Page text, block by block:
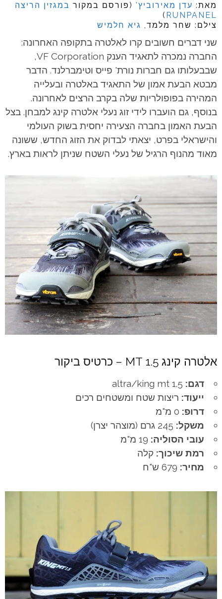
מאת: עדן מאירוביץ' (פורסם במקור במגזין הריצה
RUNPANEL
)
צילם: שחר מלמד, גיא חלמיש
שני דברים חשובים קרו לאלטרה בתקופה האחרונה:
החברה נמכרה לתאגיד הענק VF Corporation
,
שבבעלותו גם חברות נורת' פייס וטימברלנד. הדבר
מבטא הבעת אמון של התאגיד באלטרה ובעלייה
המהירה בפופולריות שלה בקרב הרצים לאחרונה.
בנוסף, גם הועברו לידי זוג נעלי אלטרה קינג למבחן. בצל
הבעת האמון בחברה הצעירה יחסית בשוק העולמי
והישראלי בפרט, יצאתי לבדוק את הזוג החדש, ששונה
מאוד מהנוף הרגיל של נעלי השטח שניתן לראות בארץ.
אלטרה קינג MT 1.5 – כרטיס ביקור
דגם: altra/king mt 1.5
ייעוד: ריצות שטח ומשטחים רכים
דרופ: 0 מ"מ
משקל: 245 גרם (מוצהר יצרן)
עובי הסוליה:
רמת שיכוך: קלה
מחיר: 679 ש"ח